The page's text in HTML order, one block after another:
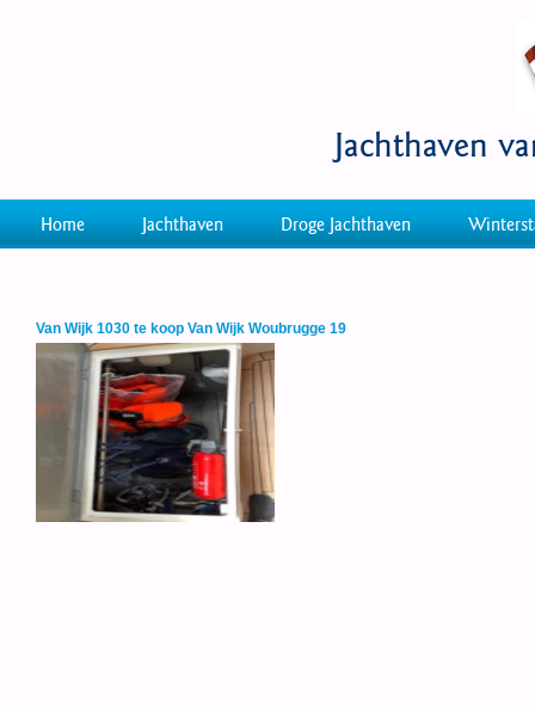
Jachthaven
Home Jachthaven Droge Jachthaven
Van Wijk 1030 te koop Van Wijk Woubrugge 19